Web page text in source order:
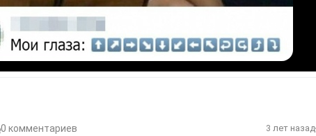
0 комментариев 3 лет назад